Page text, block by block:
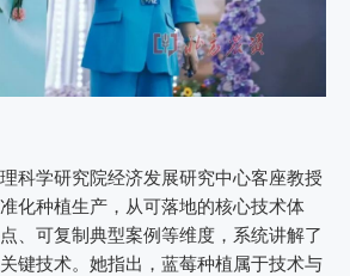
科学研究院经济发展研究中心客座教授
化种植生产，从可落地的核心技术体
、可复制典型案例等维度，系统讲解了
键技术。她指出，蓝莓种植属于技术与